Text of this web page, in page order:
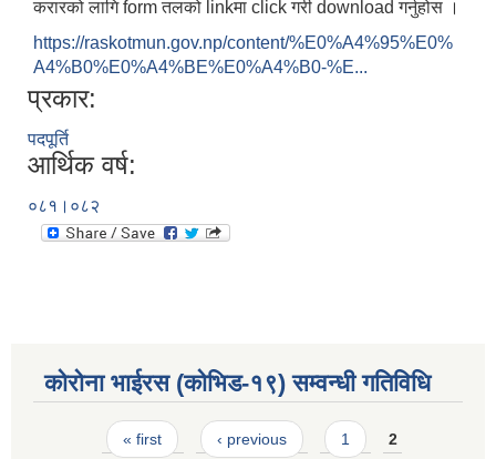
करारको लागि form तलको linkमा click गरी download गर्नुहोस ।
https://raskotmun.gov.np/content/%E0%A4%95%E0%
A4%B0%E0%A4%BE%E0%A4%B0-%E...
प्रकार:
पदपूर्ति
आर्थिक वर्ष:
०८१।०८२
कोरोना भाईरस (कोभिड-१९) सम्वन्धी गतिविधि
Pages« first ‹ previous 1 2